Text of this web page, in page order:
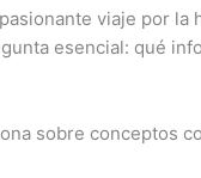
viaje por la
esencial: qué
sobre conceptos